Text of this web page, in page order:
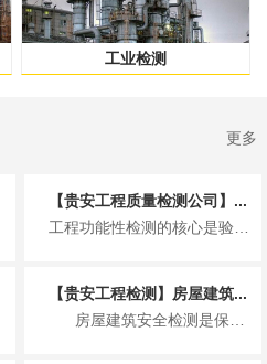
工业检测
更多
【贵安工程质量检测公司】...
工程功能性检测的核心是验证建筑各系统是否满足设计使用要求，流程需按系统分类推进，且需遵循 “准备→检测→记录→评定→整改...
【贵安工程检测】房屋建筑...
房屋建筑安全检测是保障建筑使用寿命、防范安全事故的关键环节，其内容覆盖建筑从结...